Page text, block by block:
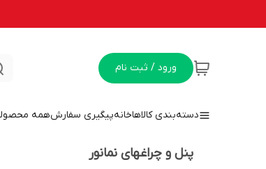
ورود / ثبت نام
دسته‌بندی کالاهاخانهپیگیری سفارشهمه
پنل و چراغهای نمانور